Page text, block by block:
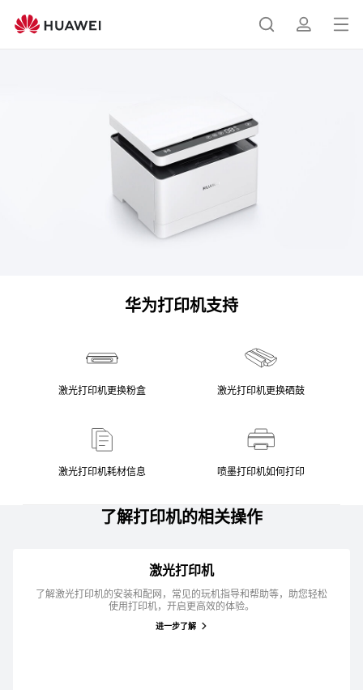
打
华为打印机支持
激光打印机更换粉盒 激光打印机更换硒鼓
激光打印机耗材信息 喷墨打印机如何打印
了解打印机的相关操作
激光打印机
了解激光打印机的安装和配网，常见的玩机指导和帮助等，助您轻松
使用打印机，开启更高效的体验。
进一步了解